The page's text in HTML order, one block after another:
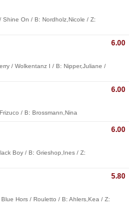
On / B: Nordholz,Nicole / Z:
6.00
/ Wolkentanz I / B: Nipper,Juliane /
6.00
/ B: Brossmann,Nina
6.00
Boy / B: Grieshop,Ines / Z:
5.80
Hors / Rouletto / B: Ahlers,Kea / Z: